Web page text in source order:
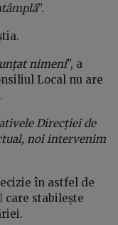
”.
nimeni”, a
Local nu are
Direcției de
noi intervenim
în astfel de
care stabilește